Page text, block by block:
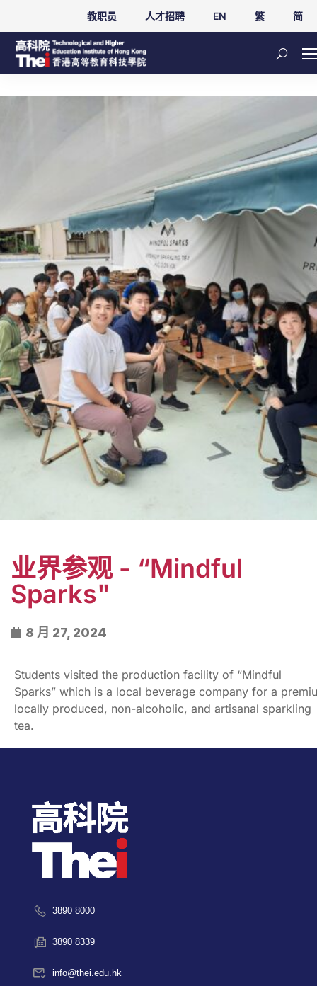
教职员 人才招聘 EN 繁 简
业界参观 - “Mindful
Sparks"
8 月 27, 2024
Students visited the production facility of “Mindful
Sparks” which is a local beverage company for a
locally produced, non-alcoholic, and artisanal sparkling
tea.
3890 8000
3890 8339
info@thei.edu.hk